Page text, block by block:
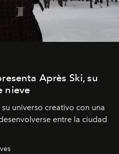
Après Ski, su
nieve
universo creativo con una
entre la ciudad